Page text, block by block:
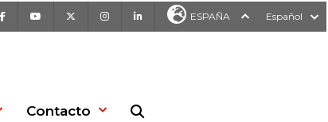
Facebook Youtube InstagramLinkedIn ESPAÑA Español
Contacto